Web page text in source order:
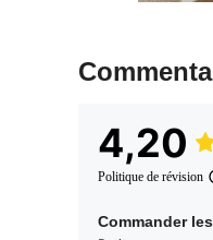
4,20
Politique de révision
Commander